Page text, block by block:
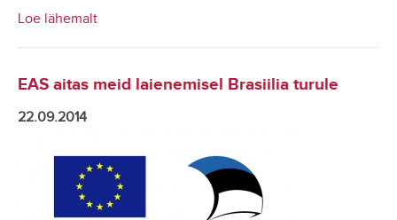
Loe lähemalt
EAS aitas meid laienemisel Brasiilia turule
22.09.2014